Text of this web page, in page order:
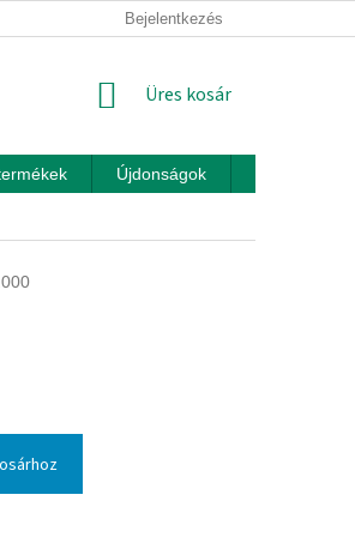
ÜZLETI FELTÉTELEK (ÁSZF)
Bejelentkezés
KOSÁR
Üres kosár
Újdonságok